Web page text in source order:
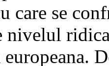
care se
nivelul